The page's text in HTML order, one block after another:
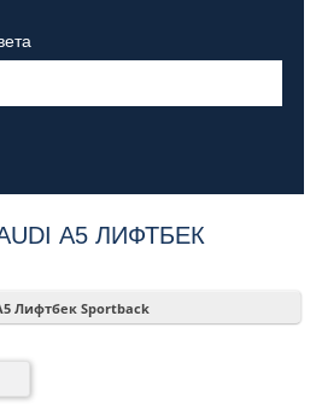
А5 ЛИФТБЕК
Лифтбек Sportback